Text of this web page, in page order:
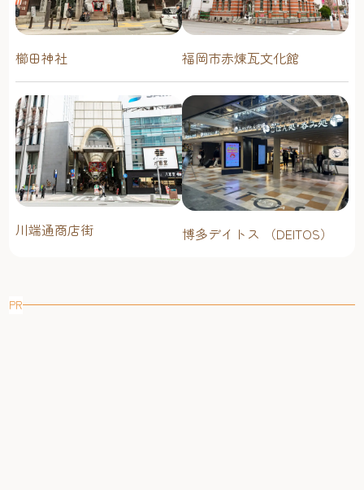
櫛田神社 福岡市赤煉瓦文化館
川端通商店街 博多デイトス （DEITOS）
PR